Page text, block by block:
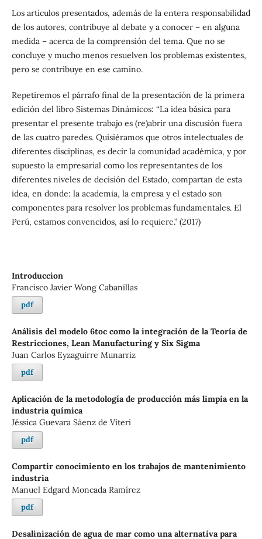
Los artículos presentados, además de la entera responsabilidad
de los autores, contribuye al debate y a conocer – en alguna
medida – acerca de la comprensión del tema. Que no se
concluye y mucho menos resuelven los problemas existentes,
pero se contribuye en ese camino.
Repetiremos el párrafo final de la presentación de la primera
edición del libro Sistemas Dinámicos: “La idea básica para
presentar el presente trabajo es (re)abrir una discusión fuera
de las cuatro paredes. Quisiéramos que otros intelectuales de
diferentes disciplinas, es decir la comunidad académica, y por
supuesto la empresarial como los representantes de los
diferentes niveles de decisión del Estado, compartan de esta
idea, en donde: la academia, la empresa y el estado son
componentes para resolver los problemas fundamentales. El
Perú, estamos convencidos, así lo requiere.” (2017)
Introduccion
Francisco Javier Wong Cabanillas
pdf
Análisis del modelo 6toc como la integración de la Teoría de
Restricciones, Lean Manufacturing y Six Sigma
Juan Carlos Eyzaguirre Munarriz
pdf
Aplicación de la metodología de producción más limpia en la
industria química
Jéssica Guevara Sáenz de Viteri
pdf
Compartir conocimiento en los trabajos de mantenimiento
industria
Manuel Edgard Moncada Ramírez
pdf
Desalinización de agua de mar como una alternativa para